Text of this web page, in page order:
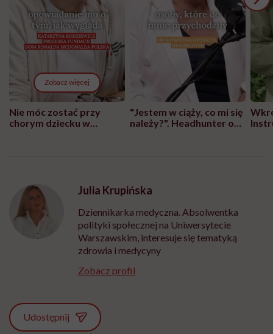
Zobacz więcej
Nie móc zostać przy
chorym dziecku w
"Jestem w ciąży, co mi się
należy?". Headhunter o
Julia Krupińska
Dziennikarka medyczna. Absolwentka
polityki społecznej na Uniwersytecie
Warszawskim, interesuje się tematyką
zdrowia i medycyny
Zobacz profil
Udostępnij